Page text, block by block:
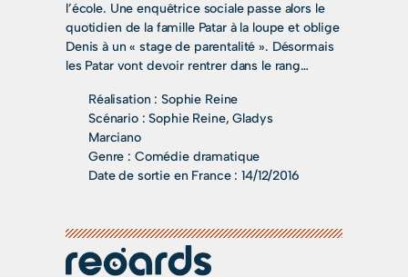
l’école. Une enquêtrice sociale passe alors le
quotidien de la famille Patar à la loupe et oblige
Denis à un « stage de parentalité ». Désormais
les Patar vont devoir rentrer dans le rang…
Réalisation :Sophie Reine
Scénario :Sophie Reine, Gladys
Marciano
Genre : Comédie dramatique
Date de sortie en France :14/12/2016